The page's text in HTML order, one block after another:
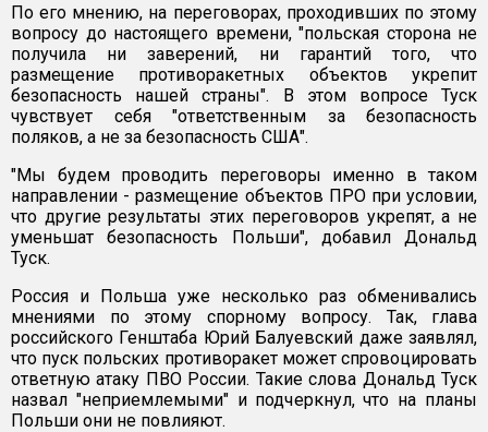
По его мнению, на переговорах, проходивших по этому
вопросу до настоящего времени, "польская сторона не
получила ни заверений, ни гарантий того, что
размещение противоракетных объектов укрепит
безопасность нашей страны". В этом вопросе Туск
чувствует себя "ответственным за безопасность
поляков, а не за безопасность США".
"Мы будем проводить переговоры именно в таком
направлении - размещение объектов ПРО при условии,
что другие результаты этих переговоров укрепят, а не
уменьшат безопасность Польши", добавил Дональд
Туск.
Россия и Польша уже несколько раз обменивались
мнениями по этому спорному вопросу. Так, глава
российского Генштаба Юрий Балуевский даже заявлял,
что пуск польских противоракет может спровоцировать
ответную атаку ПВО России. Такие слова Дональд Туск
назвал "неприемлемыми" и подчеркнул, что на планы
Польши они не повлияют.